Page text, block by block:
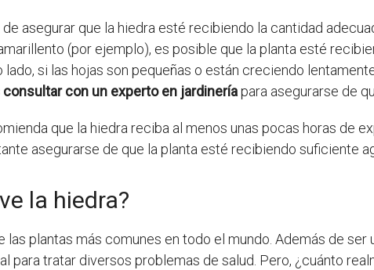
de asegurar que la hiedra esté recibiendo la cantidad
(por ejemplo), es posible que la planta esté
si las hojas son pequeñas o están creciendo
consultar con un experto en jardineríapara asegurarse de
que la hiedra reciba al menos unas pocas horas de
asegurarse de que la planta esté recibiendo suficiente
la hiedra?
las plantas más comunes en todo el mundo. Además de
para tratar diversos problemas de salud. Pero, ¿cuánto